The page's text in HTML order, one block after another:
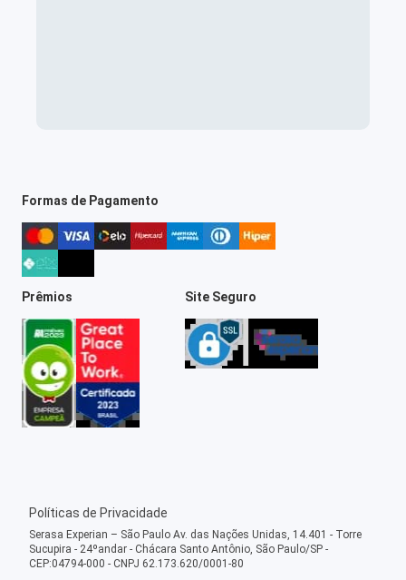
Formas de Pagamento
Prêmios Site Seguro
Políticas de Privacidade
Serasa Experian – São Paulo Av. das Nações Unidas, 14.401 - Torre
Sucupira - 24ºandar - Chácara Santo Antônio, São Paulo/SP -
CEP:04794-000 - CNPJ 62.173.620/0001-80